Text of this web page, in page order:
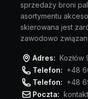
sprzedaży broni
asortymentu
skierowana jest
zawodowo
Adres: Kozłów
Telefon: +48
Telefon: +48
Poczta: